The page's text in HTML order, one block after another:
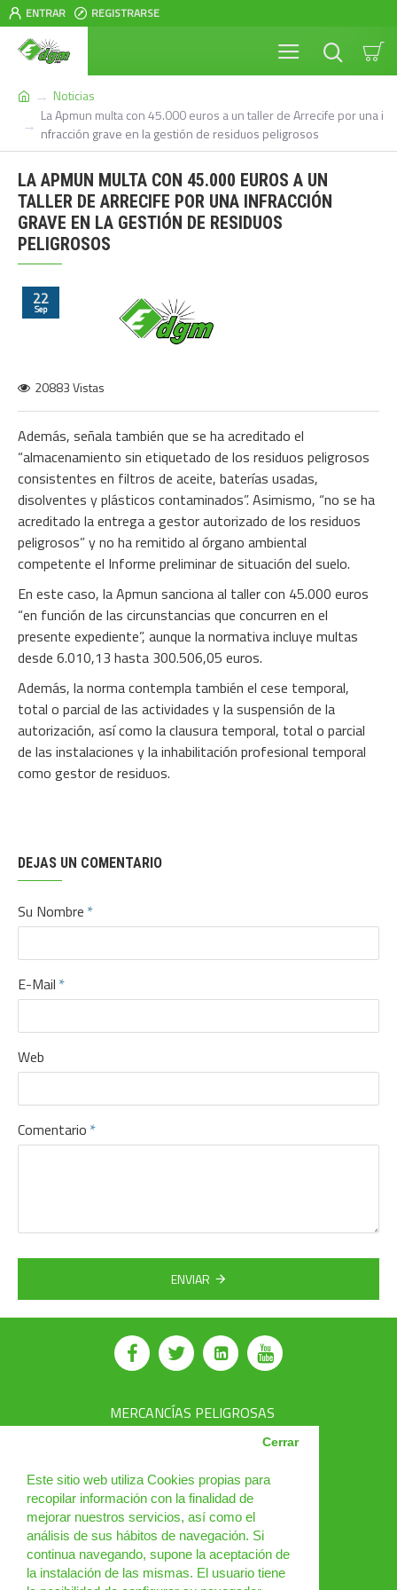
Este sitio web utiliza Cookies propias para
recopilar información con la finalidad de
mejorar nuestros servicios, así como el
análisis de sus hábitos de navegación. Si
continua navegando, supone la aceptación de
la instalación de las mismas. El usuario tiene
Cerrar
ENTRAR REGISTRARSE
Noticias
La Apmun multa con 45.000 euros a un taller de Arrecife por una i
nfracción grave en la gestión de residuos peligrosos
LA APMUN MULTA CON 45.000 EUROS A UN
TALLER DE ARRECIFE POR UNA INFRACCIÓN
GRAVE EN LA GESTIÓN DE RESIDUOS
PELIGROSOS
22
Sep
20883 Vistas
Además, señala también que se ha acreditado el
“almacenamiento sin etiquetado de los residuos peligrosos
consistentes en filtros de aceite, baterías usadas,
disolventes y plásticos contaminados”. Asimismo, “no se ha
acreditado la entrega a gestor autorizado de los residuos
peligrosos” y no ha remitido al órgano ambiental
competente el Informe preliminar de situación del suelo.
En este caso, la Apmun sanciona al taller con 45.000 euros
“en función de las circunstancias que concurren en el
presente expediente”, aunque la normativa incluye multas
desde 6.010,13 hasta 300.506,05 euros.
Además, la norma contempla también el cese temporal,
total o parcial de las actividades y la suspensión de la
autorización, así como la clausura temporal, total o parcial
de las instalaciones y la inhabilitación profesional temporal
como gestor de residuos.
DEJAS UN COMENTARIO
Su Nombre
E-Mail
Web
Comentario
ENVIAR
MERCANCÍAS PELIGROSAS
PRODUCTOS
CURSOS
NOTICIAS
¿QUIÉNES SOMOS?